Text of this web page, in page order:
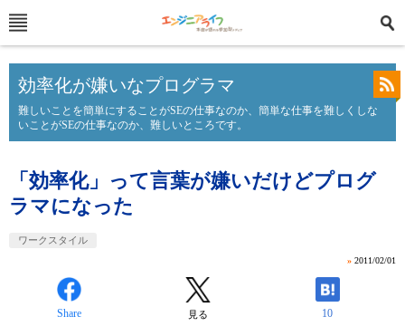
効率化が嫌いなプログラマ
難しいことを簡単にすることがSEの仕事なのか、簡単な仕事を難しくしな
いことがSEの仕事なのか、難しいところです。
「効率化」って言葉が嫌いだけどプログ
ラマになった
ワークスタイル
» 2011/02/01
Share 見る 10